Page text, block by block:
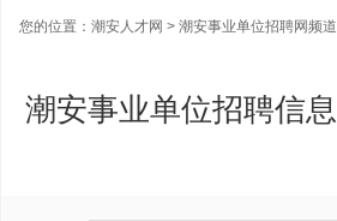
您的位置： 潮安人才网 > 潮安事业单位招聘网频道
潮安事业单位招聘信息